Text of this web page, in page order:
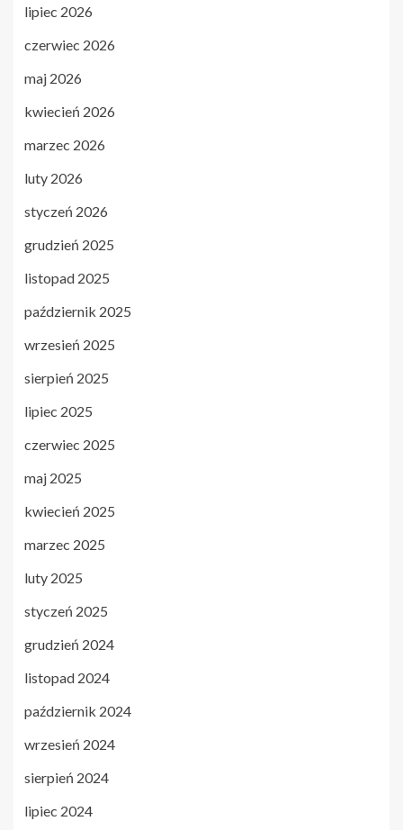
lipiec 2026
czerwiec 2026
maj 2026
kwiecień 2026
marzec 2026
luty 2026
styczeń 2026
grudzień 2025
listopad 2025
październik 2025
wrzesień 2025
sierpień 2025
lipiec 2025
czerwiec 2025
maj 2025
kwiecień 2025
marzec 2025
luty 2025
styczeń 2025
grudzień 2024
listopad 2024
październik 2024
wrzesień 2024
sierpień 2024
lipiec 2024